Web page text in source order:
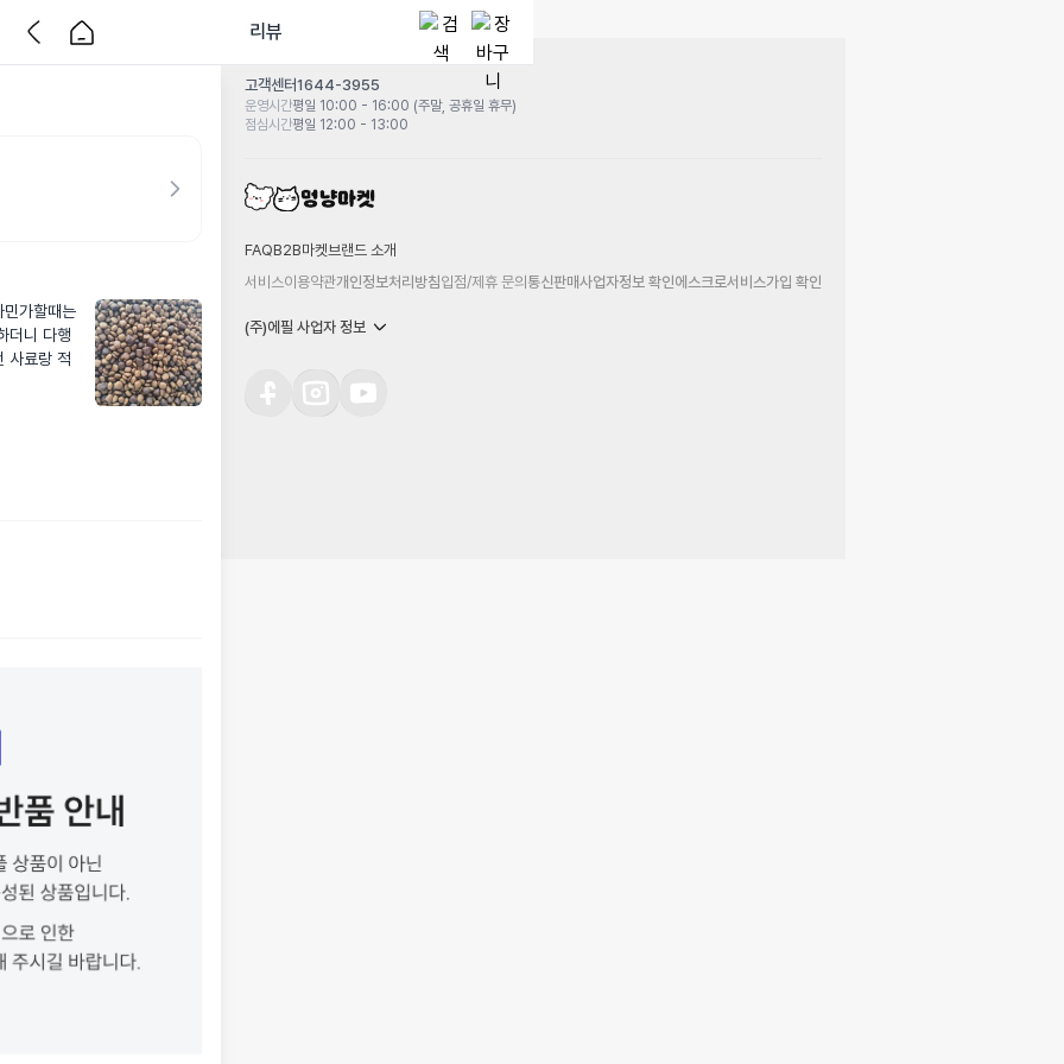
리뷰
가할때는
더니 다행
사료랑 적
고객센터1644-3955
운영시간평일 10:00 - 16:00 (주말, 공휴일 휴무)
점심시간평일 12:00 - 13:00
FAQB2B마켓 브랜드 소개
서비스이용약관개인정보처리방침입점/제휴 문의통신판매사업자정보 확인에스크로서비스가입 확인
(주)에필 사업자 정보